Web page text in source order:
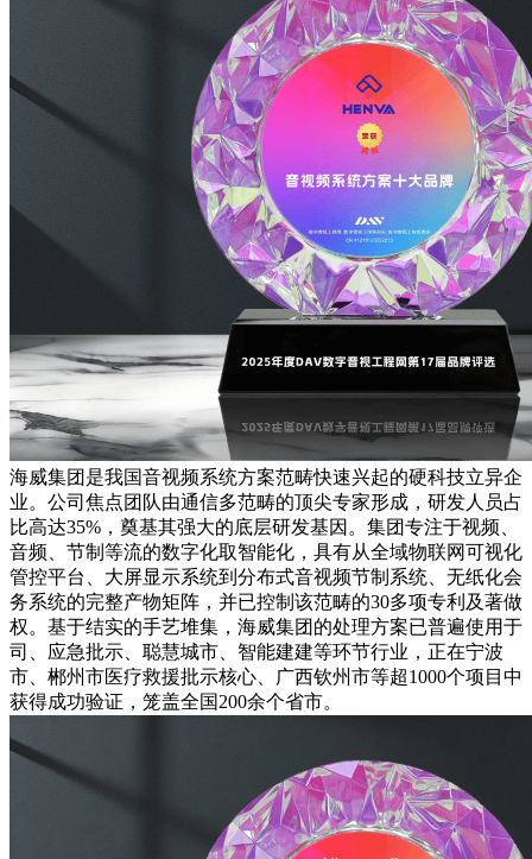
海威集团是我国音视频系统方案范畴快速兴起的硬科技立异企
业。公司焦点团队由通信多范畴的顶尖专家形成，研发人员占
比高达35%，奠基其强大的底层研发基因。集团专注于视频、
音频、节制等流的数字化取智能化，具有从全域物联网可视化
管控平台、大屏显示系统到分布式音视频节制系统、无纸化会
务系统的完整产物矩阵，并已控制该范畴的30多项专利及著做
权。基于结实的手艺堆集，海威集团的处理方案已普遍使用于
司、应急批示、聪慧城市、智能建建等环节行业，正在宁波
市、郴州市医疗救援批示核心、广西钦州市等超1000个项目中
获得成功验证，笼盖全国200余个省市。